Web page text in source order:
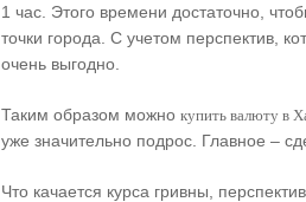
1 час. Этого времени достаточно,
точки города. С учетом перспектив,
очень выгодно.
Таким образом можно купить валюту в
уже значительно подрос. Главное –
Что качается курса гривны,